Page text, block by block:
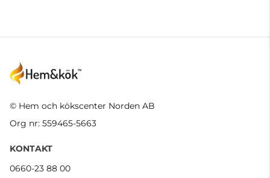
© Hem och kökscenter Norden AB
Org nr: 559465-5663
KONTAKT
0660-23 88 00